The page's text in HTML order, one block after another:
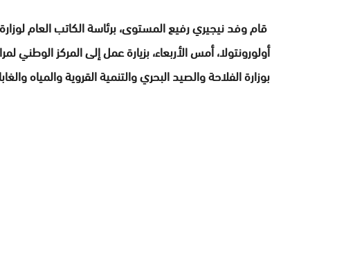
قام وفد نيجيري رفيع المستوى، برئاسة الكاتب العام
أولورونتولا، أمس الأربعاء، بزيارة عمل إلى المركز الوطني
بوزارة الفلاحة والصيد البحري والتنمية القروية والمياه